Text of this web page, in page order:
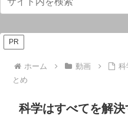
PR
ホーム 動画
科
とめ
科学はすべてを解